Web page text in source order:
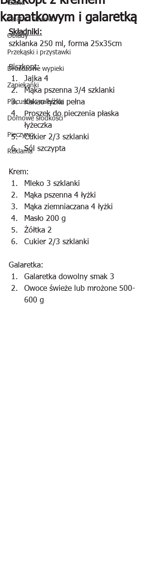
Ciasta
Sałatki i surówki
Obiady
Przekąski i przystawki
Drożdżowe wypieki
Zapiekanki
Placuszki i naleśniki
Domowe słodkości
Pieczywo
Reklama
karpatkowym i galaretką
Składniki:
szklanka 250 ml, forma 25x35cm
Biszkopt:
Jajka 4
Mąka pszenna 3/4 szklanki
Kakao łyżka pełna
Proszek do pieczenia płaska
łyżeczka
Cukier 2/3 szklanki
Sól szczypta
Krem:
Mleko 3 szklanki
Mąka pszenna 4 łyżki
Mąka ziemniaczana 4 łyżki
Masło 200 g
Żółtka 2
Cukier 2/3 szklanki
Galaretka:
Galaretka dowolny smak 3
Owoce świeże lub mrożone 500-
600 g